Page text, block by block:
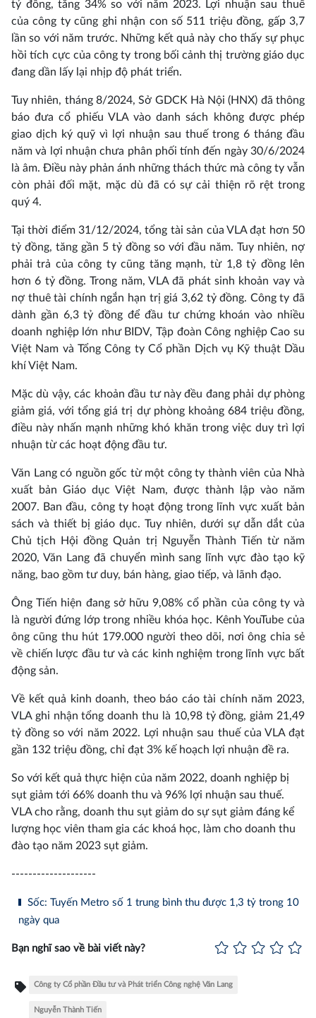
tỷ đồng, tăng 34% so với năm 2023. Lợi nhuận sau thuế
của công ty cũng ghi nhận con số 511 triệu đồng, gấp 3,7
lần so với năm trước. Những kết quả này cho thấy sự phục
hồi tích cực của công ty trong bối cảnh thị trường giáo dục
đang dần lấy lại nhịp độ phát triển.
Tuy nhiên, tháng 8/2024, Sở GDCK Hà Nội (HNX) đã thông
báo đưa cổ phiếu VLA vào danh sách không được phép
giao dịch ký quỹ vì lợi nhuận sau thuế trong 6 tháng đầu
năm và lợi nhuận chưa phân phối tính đến ngày 30/6/2024
là âm. Điều này phản ánh những thách thức mà công ty vẫn
còn phải đối mặt, mặc dù đã có sự cải thiện rõ rệt trong
quý 4.
Tại thời điểm 31/12/2024, tổng tài sản của VLA đạt hơn 50
tỷ đồng, tăng gần 5 tỷ đồng so với đầu năm. Tuy nhiên, nợ
phải trả của công ty cũng tăng mạnh, từ 1,8 tỷ đồng lên
hơn 6 tỷ đồng. Trong năm, VLA đã phát sinh khoản vay và
nợ thuê tài chính ngắn hạn trị giá 3,62 tỷ đồng. Công ty đã
dành gần 6,3 tỷ đồng để đầu tư chứng khoán vào nhiều
doanh nghiệp lớn như BIDV, Tập đoàn Công nghiệp Cao su
Việt Nam và Tổng Công ty Cổ phần Dịch vụ Kỹ thuật Dầu
khí Việt Nam.
Mặc dù vậy, các khoản đầu tư này đều đang phải dự phòng
giảm giá, với tổng giá trị dự phòng khoảng 684 triệu đồng,
điều này nhấn mạnh những khó khăn trong việc duy trì lợi
nhuận từ các hoạt động đầu tư.
Văn Lang có nguồn gốc từ một công ty thành viên của Nhà
xuất bản Giáo dục Việt Nam, được thành lập vào năm
2007. Ban đầu, công ty hoạt động trong lĩnh vực xuất bản
sách và thiết bị giáo dục. Tuy nhiên, dưới sự dẫn dắt của
Chủ tịch Hội đồng Quản trị Nguyễn Thành Tiến từ năm
2020, Văn Lang đã chuyển mình sang lĩnh vực đào tạo kỹ
năng, bao gồm tư duy, bán hàng, giao tiếp, và lãnh đạo.
Ông Tiến hiện đang sở hữu 9,08% cổ phần của công ty và
là người đứng lớp trong nhiều khóa học. Kênh YouTube của
ông cũng thu hút 179.000 người theo dõi, nơi ông chia sẻ
về chiến lược đầu tư và các kinh nghiệm trong lĩnh vực bất
động sản.
Về kết quả kinh doanh, theo báo cáo tài chính năm 2023,
VLA ghi nhận tổng doanh thu là 10,98 tỷ đồng, giảm 21,49
tỷ đồng so với năm 2022. Lợi nhuận sau thuế của VLA đạt
gần 132 triệu đồng, chỉ đạt 3% kế hoạch lợi nhuận đề ra.
So với kết quả thực hiện của năm 2022, doanh nghiệp bị
sụt giảm tới 66% doanh thu và 96% lợi nhuận sau thuế.
VLA cho rằng, doanh thu sụt giảm do sự sụt giảm đáng kể
lượng học viên tham gia các khoá học, làm cho doanh thu
đào tạo năm 2023 sụt giảm.
--------------------
Sốc: Tuyến Metro số 1 trung bình thu được 1,3 tỷ trong 10
ngày qua
Bạn nghĩ sao về bài viết này?
Công ty Cổ phần Đầu tư và Phát triển Công nghệ Văn Lang
Nguyễn Thành Tiến